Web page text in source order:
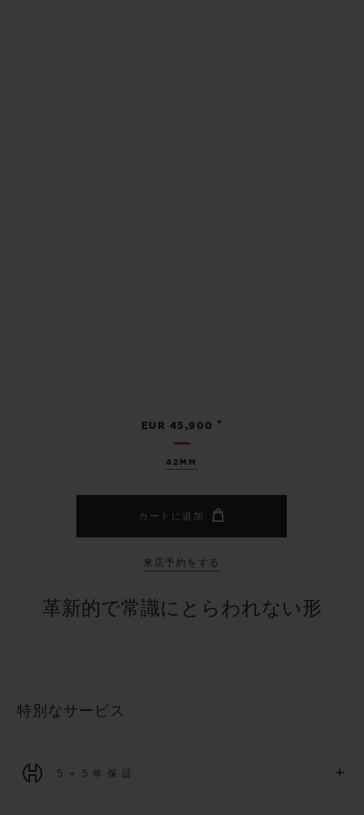
42MM
EUR 45,900 •
カートに追加
来店予約をする
革新的で常識にとらわれない形
特別なサービス
5＋5年保証 +